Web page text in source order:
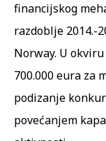
financijskog
razdoblje 2014.-
Norway. U
700.000 eura za
podizanje
povećanjem